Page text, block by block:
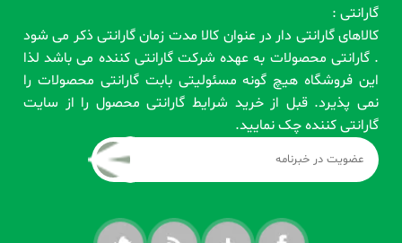
گارانتی :
کالاهای گارانتی دار در عنوان کالا مدت زمان گارانتی ذکر می شود
. گارانتی محصولات به عهده شرکت گارانتی کننده می باشد لذا
این فروشگاه هیچ گونه مسئولیتی بابت گارانتی محصولات را
نمی پذیرد. قبل از خرید شرایط گارانتی محصول را از سایت
گارانتی کننده چک نمایید.